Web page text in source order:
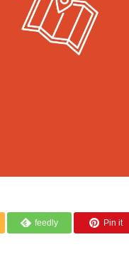
feedly Pin it